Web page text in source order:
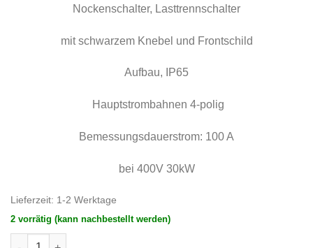
Nockenschalter, Lasttrennschalter
mit schwarzem Knebel und Frontschild
Aufbau, IP65
Hauptstrombahnen 4-polig
Bemessungsdauerstrom: 100 A
bei 400V 30kW
Lieferzeit: 1-2 Werktage
2 vorrätig (kann nachbestellt werden)
Eaton/Moeller Umschalter Netz/Notstrom im Gehäuse T5-4-